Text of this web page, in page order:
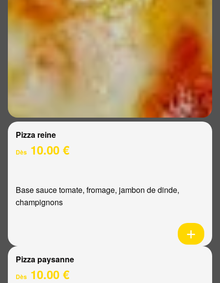
Pizza reine
Dès 10.00 €
Base sauce tomate, fromage, jambon de dinde,
champignons
Pizza paysanne
Dès 10.00 €